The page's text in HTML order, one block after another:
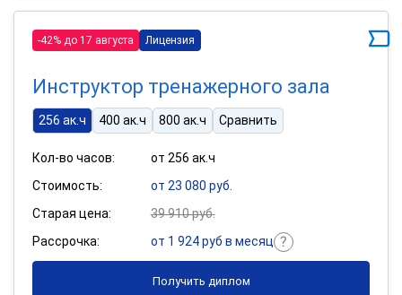
-42% до 17 августа Лицензия
Инструктор тренажерного зала
256 ак.ч 400 ак.ч 800 ак.ч Сравнить
Кол-во часов:
от 256 ак.ч
Стоимость:
от 23 080 руб.
Старая цена:
39 910 руб.
Рассрочка:
от 1 924 руб в месяц
Получить диплом